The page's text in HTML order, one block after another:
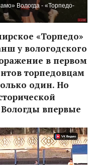
Вологда - «Торпедо-
«Торпедо»
у вологодского
в первом
торпедовцам
один. Но
впервые